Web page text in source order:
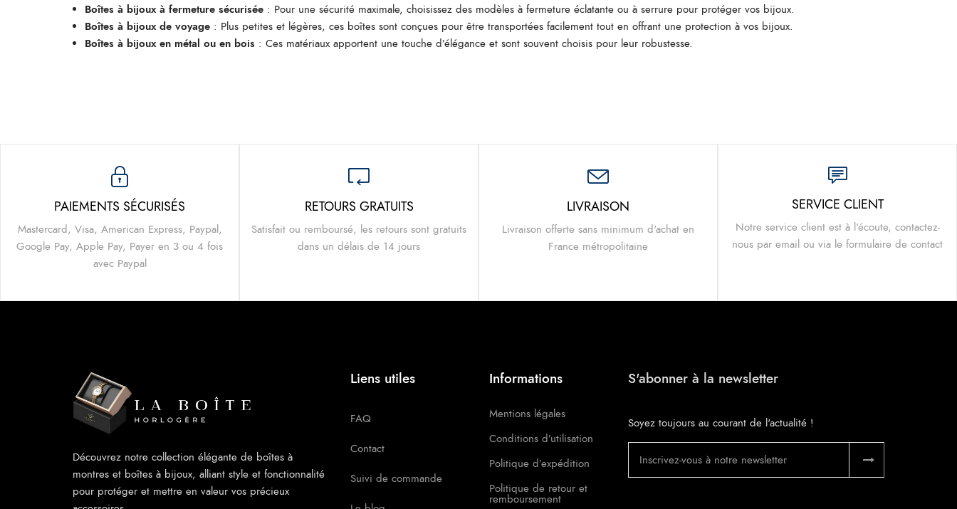
Boîtes à bijoux à fermeture sécurisée : Pour une sécurité maximale, choisissez des modèles à fermeture éclatante ou à serrure pour protéger vos bijoux.
Boîtes à bijoux de voyage : Plus petites et légères, ces boîtes sont conçues pour être transportées facilement tout en offrant une protection à vos bijoux.
Boîtes à bijoux en métal ou en bois : Ces matériaux apportent une touche d’élégance et sont souvent choisis pour leur robustesse.
PAIEMENTS SÉCURISÉS
Mastercard, Visa, American Express, Paypal,
Google Pay, Apple Pay, Payer en 3 ou 4 fois
avec Paypal
RETOURS GRATUITS
Satisfait ou remboursé, les retours sont gratuits
dans un délais de 14 jours
LIVRAISON
Livraison offerte sans minimum d'achat en
France métropolitaine
SERVICE CLIENT
Notre service client est à l'écoute, contactez-
nous par email ou via le formulaire de contact
Découvrez notre collection élégante de boîtes à
montres et boîtes à bijoux, alliant style et fonctionnalité
pour protéger et mettre en valeur vos précieux
Liens utiles
FAQ
Contact
Suivi de commande
Informations
Mentions légales
Conditions d’utilisation
Politique d’expédition
Politique de retour et
remboursement
S'abonner à la newsletter
Soyez toujours au courant de l'actualité !